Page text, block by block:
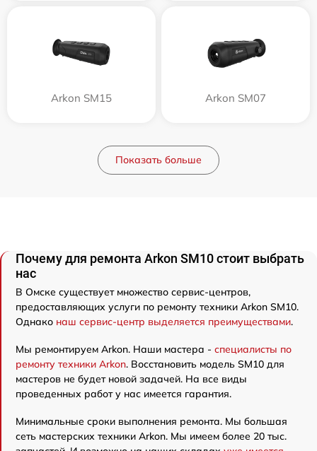
Arkon SM15 Arkon SM07
Показать больше
Почему для ремонта Arkon SM10 стоит выбрать
нас
В Омске существует множество сервис-центров,
предоставляющих услуги по ремонту техники Arkon SM10.
Однако наш сервис-центр выделяется преимуществами.
Мы ремонтируем Arkon. Наши мастера - специалисты по
ремонту техники Arkon. Восстановить модель SM10 для
мастеров не будет новой задачей. На все виды
проведенных работ у нас имеется гарантия.
Минимальные сроки выполнения ремонта. Мы большая
сеть мастерских техники Arkon. Мы имеем более 20 тыс.